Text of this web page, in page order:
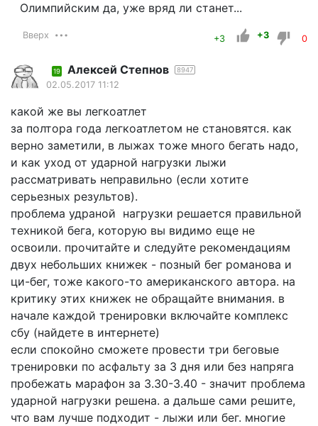
Олимпийским да, уже вряд ли станет...
Вверх +3 +3 0
19 Алексей Степнов 8947
02.05.2017 11:12
какой же вы легкоатлет
за полтора года легкоатлетом не становятся. как
верно заметили, в лыжах тоже много бегать надо,
и как уход от ударной нагрузки лыжи
рассматривать неправильно (если хотите
серьезных результов).
проблема удраной нагрузки решается правильной
техникой бега, которую вы видимо еще не
освоили. прочитайте и следуйте рекомендациям
двух небольших книжек - позный бег романова и
ци-бег, тоже какого-то американского автора. на
критику этих книжек не обращайте внимания. в
начале каждой тренировки включайте комплекс
сбу (найдете в интернете)
если спокойно сможете провести три беговые
тренировки по асфальту за 3 дня или без напряга
пробежать марафон за 3.30-3.40 - значит проблема
ударной нагрузки решена. а дальше сами решите,
что вам лучше подходит - лыжи или бег. многие